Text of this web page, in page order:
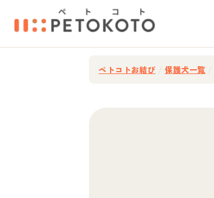
ペトコトお結び 保護犬一覧